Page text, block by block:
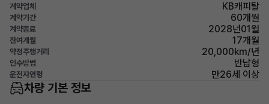
계약업체 KB캐피탈
계약기간 60개월
계약종료 2028년01월
잔여개월 17개월
약정주행거리 20,000km/년
인수방법 반납형
운전자연령 만26세 이상
차량 기본 정보